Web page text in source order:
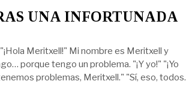
UNA INFORTUNADA
Meritxell!" Mi nombre es Meritxell y
porque tengo un problema. "¡Y yo!" "¡Yo
problemas, Meritxell." "Sí, eso, todos.